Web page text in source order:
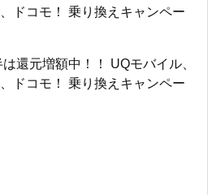
ドコモ！ 乗り換えキャンペー
還元増額中！！ UQモバイル、
ドコモ！ 乗り換えキャンペー